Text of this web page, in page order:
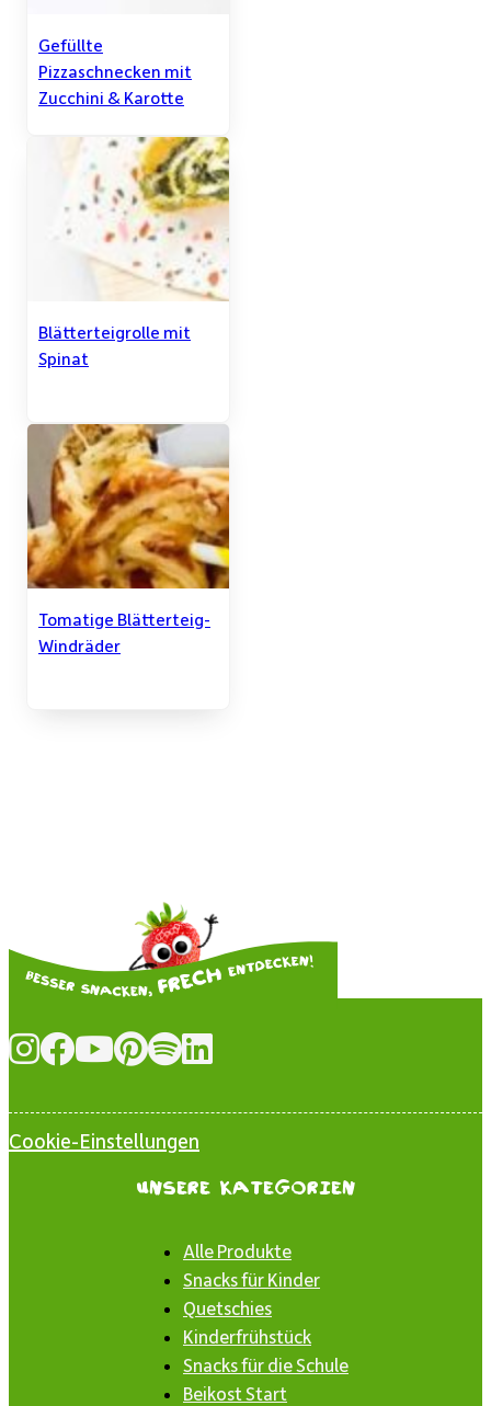
Gefüllte
Pizzaschnecken mit
Zucchini & Karotte
Blätterteigrolle mit
Spinat
Tomatige Blätterteig-
Windräder
Cookie-Einstellungen
Unsere Kategorien
Alle Produkte
Snacks für Kinder
Quetschies
Kinderfrühstück
Snacks für die Schule
Beikost Start